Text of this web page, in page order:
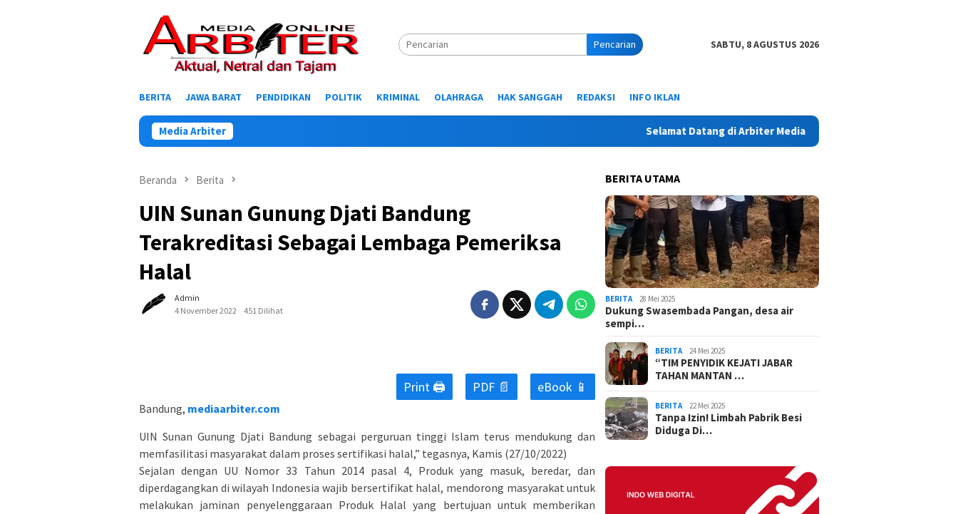
Pencarian SABTU, 8 AGUSTUS 2026
BERITA JAWA BARAT PENDIDIKAN POLITIK KRIMINAL OLAHRAGA HAK SANGGAH REDAKSI INFO IKLAN
Media Arbiter Selamat Datang di Arbiter Media Online - Aktual, Netral dan Tajam
Beranda Berita
UIN Sunan Gunung Djati Bandung
Terakreditasi Sebagai Lembaga Pemeriksa
Halal
Admin
4 November 2022
451 Dilihat
Print 🖨 PDF 📄 eBook 📱
Bandung, mediaarbiter.com
UIN Sunan Gunung Djati Bandung sebagai perguruan tinggi Islam terus mendukung dan
memfasilitasi masyarakat dalam proses sertifikasi halal,” tegasnya, Kamis (27/10/2022)
Sejalan dengan UU Nomor 33 Tahun 2014 pasal 4, Produk yang masuk, beredar, dan
diperdagangkan di wilayah Indonesia wajib bersertifikat halal, mendorong masyarakat untuk
melakukan jaminan penyelenggaraan Produk Halal yang bertujuan untuk memberikan
BERITA UTAMA
BERITA 28 Mei 2025
Dukung Swasembada Pangan, desa air
sempi…
BERITA 24 Mei 2025
“TIM PENYIDIK KEJATI JABAR
TAHAN MANTAN …
BERITA 22 Mei 2025
Tanpa Izin! Limbah Pabrik Besi
Diduga Di…